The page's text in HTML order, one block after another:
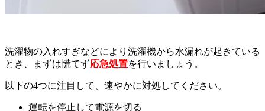
洗濯物の入れすぎなどにより洗濯機から水漏れが起きている
とき、まずは慌てず応急処置を行いましょう。
以下の4つに注目して、速やかに対処してください。
運転を停止して電源を切る